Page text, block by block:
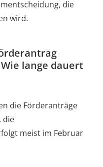
die
wird.
lange dauert
die Förderanträge
die
meist im Februar